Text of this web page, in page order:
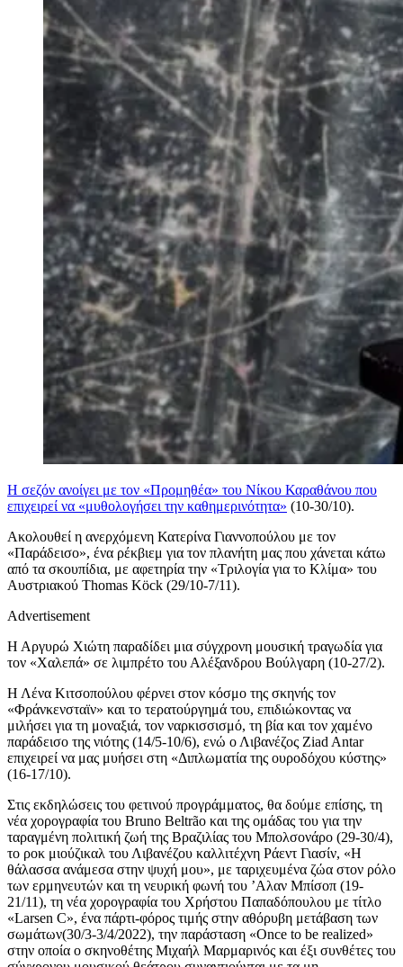
Η σεζόν ανοίγει με τον «Προμηθέα» του Νίκου Καραθάνου που
επιχειρεί να «μυθολογήσει την καθημερινότητα» (10-30/10).
Ακολουθεί η ανερχόμενη Κατερίνα Γιαννοπούλου με τον
«Παράδεισο», ένα ρέκβιεμ για τον πλανήτη μας που χάνεται κάτω
από τα σκουπίδια, με αφετηρία την «Τριλογία για το Κλίμα» του
Αυστριακού Thomas Köck (29/10-7/11).
Advertisement
Η Αργυρώ Χιώτη παραδίδει μια σύγχρονη μουσική τραγωδία για
τον «Χαλεπά» σε λιμπρέτο του Αλέξανδρου Βούλγαρη (10-27/2).
Η Λένα Κιτσοπούλου φέρνει στον κόσμο της σκηνής τον
«Φράνκενσταϊν» και το τερατούργημά του, επιδιώκοντας να
μιλήσει για τη μοναξιά, τον ναρκισσισμό, τη βία και τον χαμένο
παράδεισο της νιότης (14/5-10/6), ενώ ο Λιβανέζος Ziad Antar
επιχειρεί να μας μυήσει στη «Διπλωματία της ουροδόχου κύστης»
(16-17/10).
Στις εκδηλώσεις του φετινού προγράμματος, θα δούμε επίσης, τη
νέα χορογραφία του Bruno Beltrão και της ομάδας του για την
ταραγμένη πολιτική ζωή της Βραζιλίας του Μπολσονάρο (29-30/4),
το ροκ μιούζικαλ του Λιβανέζου καλλιτέχνη Ράεντ Γιασίν, «Η
θάλασσα ανάμεσα στην ψυχή μου», με ταριχευμένα ζώα στον ρόλο
των ερμηνευτών και τη νευρική φωνή του ’Αλαν Μπίσοπ (19-
21/11), τη νέα χορογραφία του Χρήστου Παπαδόπουλου με τίτλο
«Larsen C», ένα πάρτι-φόρος τιμής στην αθόρυβη μετάβαση των
σωμάτων(30/3-3/4/2022), την παράσταση «Once to be realized»
στην οποία ο σκηνοθέτης Μιχαήλ Μαρμαρινός και έξι συνθέτες του